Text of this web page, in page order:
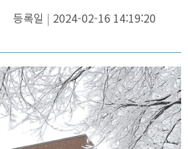
등록일
2024-02-16 14:19:20